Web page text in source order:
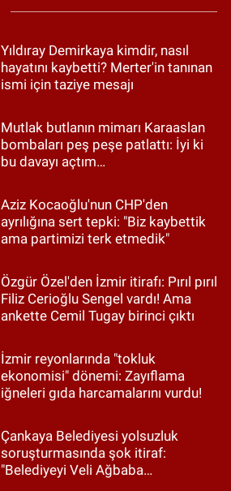
Yıldıray Demirkaya kimdir, nasıl
hayatını kaybetti? Merter'in tanınan
ismi için taziye mesajı
Mutlak butlanın mimarı Karaaslan
bombaları peş peşe patlattı: İyi ki
bu davayı açtım…
Aziz Kocaoğlu'nun CHP'den
ayrılığına sert tepki: "Biz kaybettik
ama partimizi terk etmedik"
Özgür Özel'den İzmir itirafı: Pırıl pırıl
Filiz Cerioğlu Sengel vardı! Ama
ankette Cemil Tugay birinci çıktı
İzmir reyonlarında "tokluk
ekonomisi" dönemi: Zayıflama
iğneleri gıda harcamalarını vurdu!
Çankaya Belediyesi yolsuzluk
soruşturmasında şok itiraf:
"Belediyeyi Veli Ağbaba